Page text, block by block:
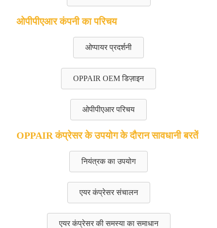
ओपीपीएआर कंपनी का परिचय
ओप्पायर प्रदर्शनी
OPPAIR OEM डिज़ाइन
ओपीपीएआर परिचय
OPPAIR कंप्रेसर के उपयोग के दौरान सावधानी बरतें
नियंत्रक का उपयोग
एयर कंप्रेसर संचालन
एयर कंप्रेसर की समस्या का समाधान